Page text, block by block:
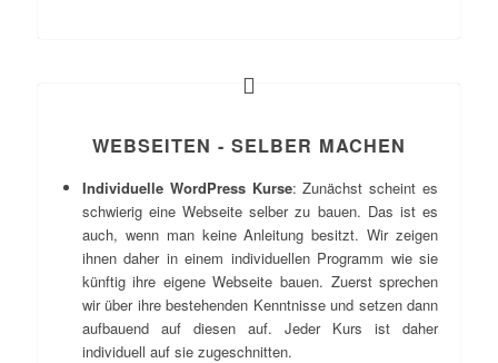
WEBSEITEN - SELBER MACHEN
Individuelle WordPress Kurse: Zunächst scheint es
schwierig eine Webseite selber zu bauen. Das ist es
auch, wenn man keine Anleitung besitzt. Wir zeigen
ihnen daher in einem individuellen Programm wie sie
künftig ihre eigene Webseite bauen. Zuerst sprechen
wir über ihre bestehenden Kenntnisse und setzen dann
aufbauend auf diesen auf. Jeder Kurs ist daher
individuell auf sie zugeschnitten.